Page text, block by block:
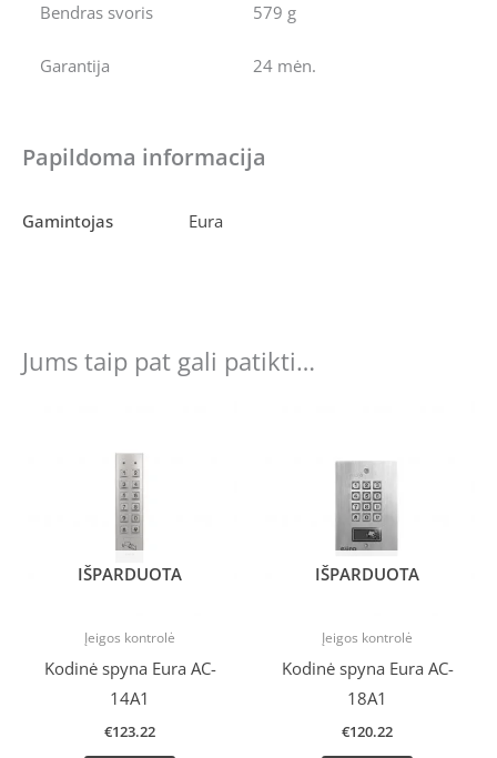
Bendras svoris 579 g
Garantija 24 mėn.
Papildoma informacija
Gamintojas Eura
Jums taip pat gali patikti…
IŠPARDUOTA
Įeigos kontrolė
Kodinė spyna Eura AC-
14A1
€123.22
IŠPARDUOTA
Įeigos kontrolė
Kodinė spyna Eura AC-
18A1
€120.22